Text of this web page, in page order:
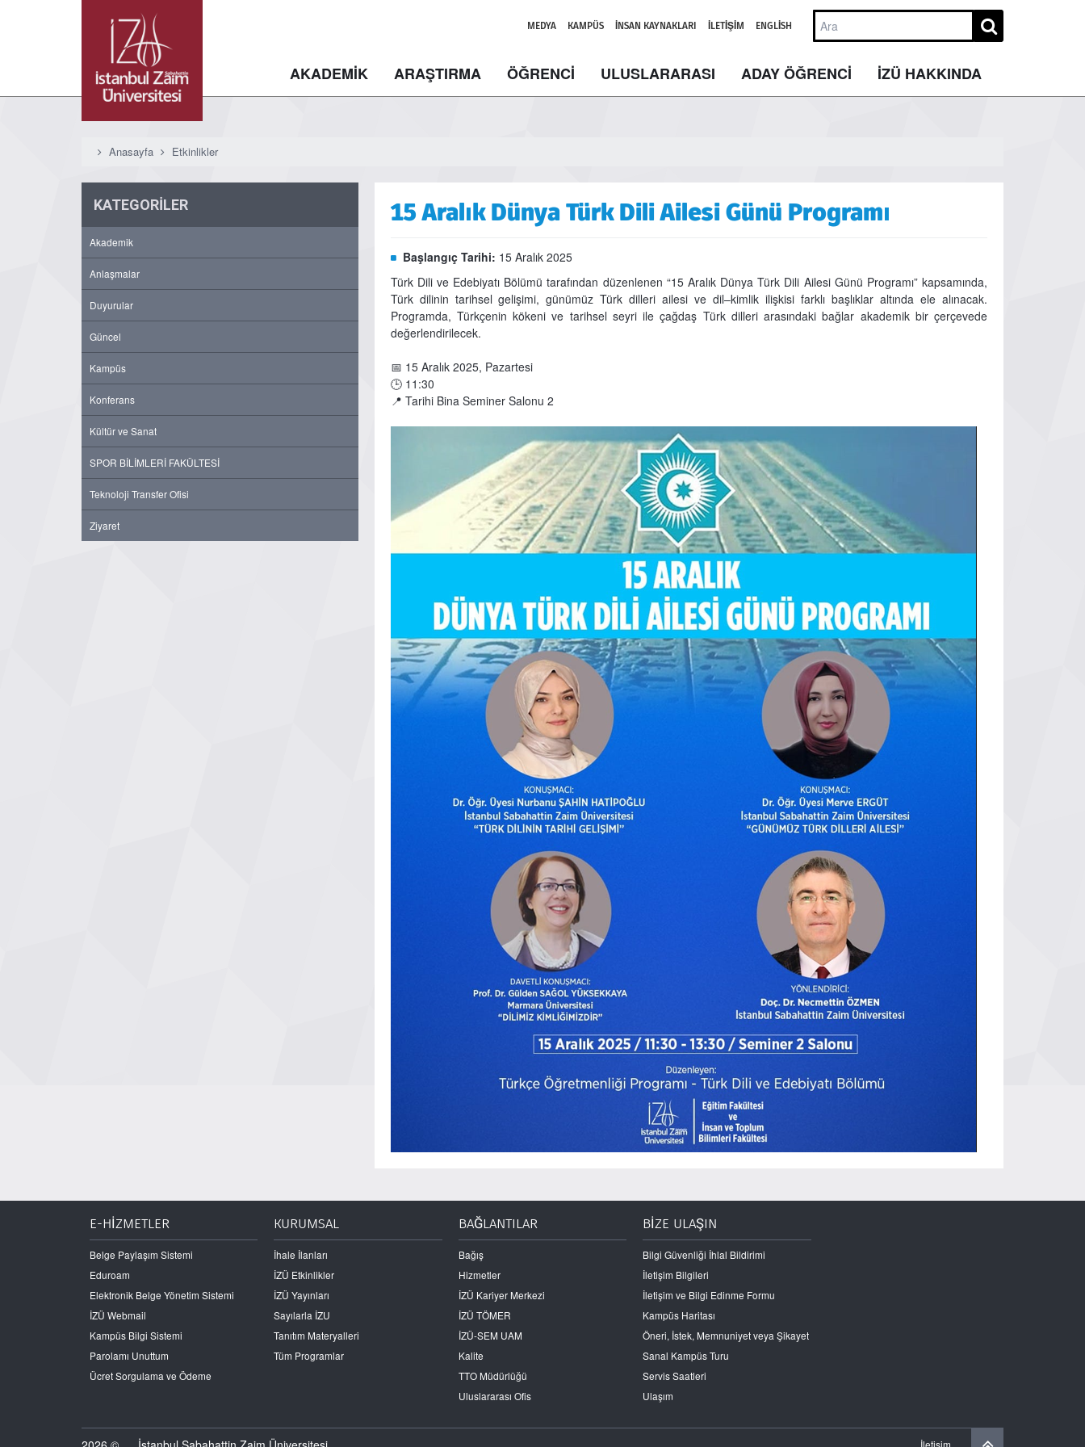
MEDYA KAMPÜS İNSAN KAYNAKLARI İLETIŞIM ENGLISH
AKADEMİK ARAŞTIRMA ÖĞRENCİ ULUSLARARASI ADAY ÖĞRENCİ İZÜ HAKKINDA
Anasayfa Etkinlikler
KATEGORİLER
Akademik
Anlaşmalar
Duyurular
Güncel
Kampüs
Konferans
Kültür ve Sanat
SPOR BİLİMLERİ FAKÜLTESİ
Teknoloji Transfer Ofisi
Ziyaret
15 Aralık Dünya Türk Dili Ailesi Günü Programı
Başlangıç Tarihi: 15 Aralık 2025
Türk Dili ve Edebiyatı Bölümü tarafından düzenlenen “15 Aralık Dünya Türk Dili Ailesi Günü Programı” kapsamında,
Türk dilinin tarihsel gelişimi, günümüz Türk dilleri ailesi ve dil–kimlik ilişkisi farklı başlıklar altında ele alınacak.
Programda, Türkçenin kökeni ve tarihsel seyri ile çağdaş Türk dilleri arasındaki bağlar akademik bir çerçevede
değerlendirilecek.
📅 15 Aralık 2025, Pazartesi
🕒 11:30
📍 Tarihi Bina Seminer Salonu 2
E-HİZMETLER
Belge Paylaşım Sistemi
Eduroam
Elektronik Belge Yönetim Sistemi
İZÜ Webmail
Kampüs Bilgi Sistemi
Parolamı Unuttum
Ücret Sorgulama ve Ödeme
KURUMSAL
İhale İlanları
İZÜ Etkinlikler
İZÜ Yayınları
Sayılarla İZU
Tanıtım Materyalleri
Tüm Programlar
BAĞLANTILAR
Bağış
Hizmetler
İZÜ Kariyer Merkezi
İZÜ TÖMER
İZÜ-SEM UAM
Kalite
TTO Müdürlüğü
Uluslararası Ofis
BİZE ULAŞIN
Bilgi Güvenliği İhlal Bildirimi
İletişim Bilgileri
İletişim ve Bilgi Edinme Formu
Kampüs Haritası
Öneri, İstek, Memnuniyet veya Şikayet
Sanal Kampüs Turu
Servis Saatleri
Ulaşım